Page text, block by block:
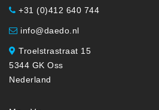
+31 (0)412 640 744
info@daedo.nl
Troelstrastraat 15
5344 GK Oss
Nederland